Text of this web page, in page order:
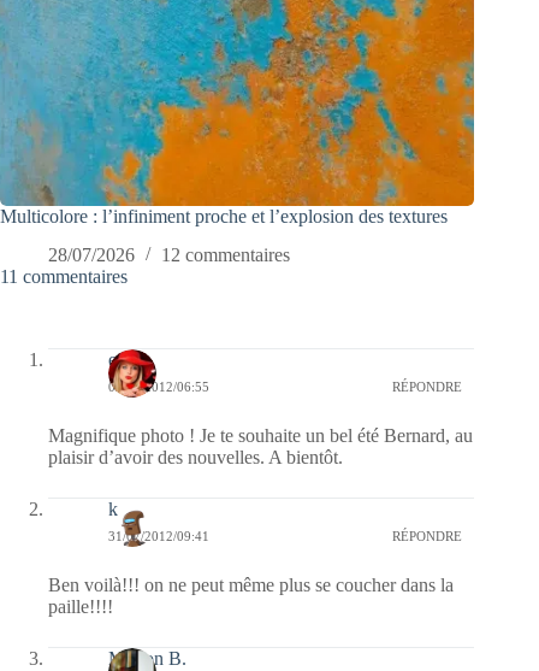
Multicolore : l’infiniment proche et l’explosion des textures
28/07/2026
12 commentaires
11 commentaires
ema
02/08/2012/06:55 RÉPONDRE
Magnifique photo ! Je te souhaite un bel été Bernard, au
plaisir d’avoir des nouvelles. A bientôt.
k
31/07/2012/09:41 RÉPONDRE
Ben voilà!!! on ne peut même plus se coucher dans la
paille!!!!
Marion B.